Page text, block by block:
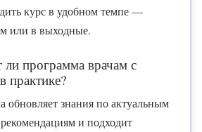
курс в удобном темпе —
или в выходные.
программа врачам с
практике?
обновляет знания по актуальным
и подходит